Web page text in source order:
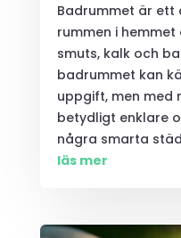
Badrummet är ett
rummen i
smuts, kalk och
badrummet kan
uppgift, men med
betydligt enklare
några smarta
läs mer